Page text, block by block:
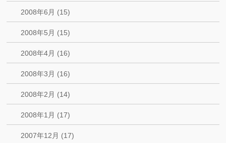
2008年6月 (15)
2008年5月 (15)
2008年4月 (16)
2008年3月 (16)
2008年2月 (14)
2008年1月 (17)
2007年12月 (17)